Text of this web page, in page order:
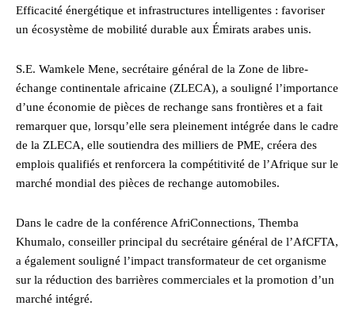
Efficacité énergétique et infrastructures intelligentes : favoriser
un écosystème de mobilité durable aux Émirats arabes unis.
S.E. Wamkele Mene, secrétaire général de la Zone de libre-
échange continentale africaine (ZLECA), a souligné l’importance
d’une économie de pièces de rechange sans frontières et a fait
remarquer que, lorsqu’elle sera pleinement intégrée dans le cadre
de la ZLECA, elle soutiendra des milliers de PME, créera des
emplois qualifiés et renforcera la compétitivité de l’Afrique sur le
marché mondial des pièces de rechange automobiles.
Dans le cadre de la conférence AfriConnections, Themba
Khumalo, conseiller principal du secrétaire général de l’AfCFTA,
a également souligné l’impact transformateur de cet organisme
sur la réduction des barrières commerciales et la promotion d’un
marché intégré.